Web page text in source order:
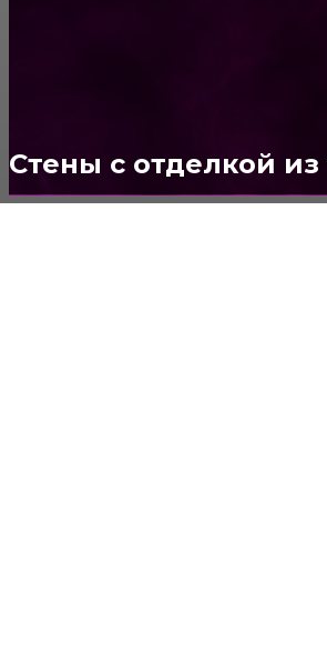
Стены с отделкой из